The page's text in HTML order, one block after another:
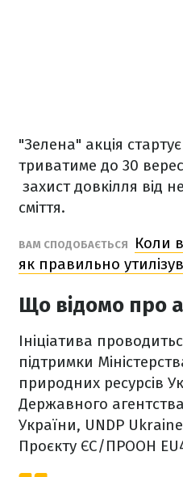
"Зелена" акція
триватиме до 30
захист довкілля від
сміття.
ВАМ СПОДОБАЄТЬСЯ
Коли
як правильно
Що відомо про
Ініціатива
підтримки
природних ресурсів
Державного
України, UNDP
Проєкту ЄС/ПРООН